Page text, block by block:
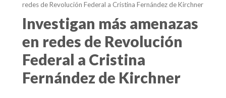
redes de Revolución Federal a Cristina Fernández de Kirchner
Investigan más amenazas
en redes de Revolución
Federal a Cristina
Fernández de Kirchner